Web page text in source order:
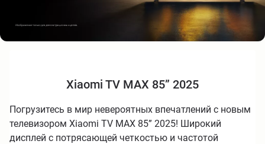
Xiaomi TV MAX 85” 2025
Погрузитесь в мир невероятных впечатлений с новым
телевизором Xiaomi TV MAX 85” 2025! Широкий
дисплей с потрясающей четкостью и частотой